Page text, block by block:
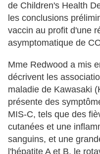
de Children's Health
les conclusions
vaccin au profit d'une
asymptomatique de
Mme Redwood a mis
décrivent les
maladie de Kawasaki
présente des
MIS-C, tels que des
cutanées et une
sanguins, et une
l'hépatite A et B, le